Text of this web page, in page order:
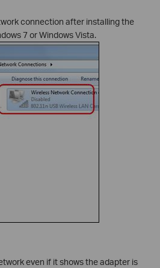
connection after installing the
7 or Windows Vista.
even if it shows the adapter is